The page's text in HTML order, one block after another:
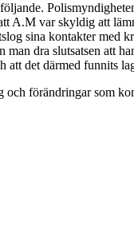
A.M var skyldig att
sina kontakter med
man dra slutsatsen att
att det därmed funnits
förändringar som